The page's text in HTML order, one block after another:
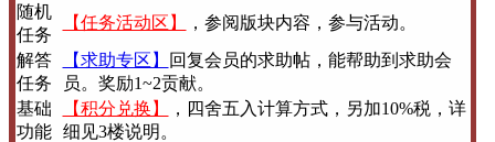
随机
任务
【任务活动区】
，参阅版块内容，参与活动。
解答
任务
【求助专区】
回复会员的求助帖，能帮助到求助会
员。奖励1~2贡献。
基础
功能
【积分兑换】
，四舍五入计算方式，另加10%税，详
细见3楼说明。